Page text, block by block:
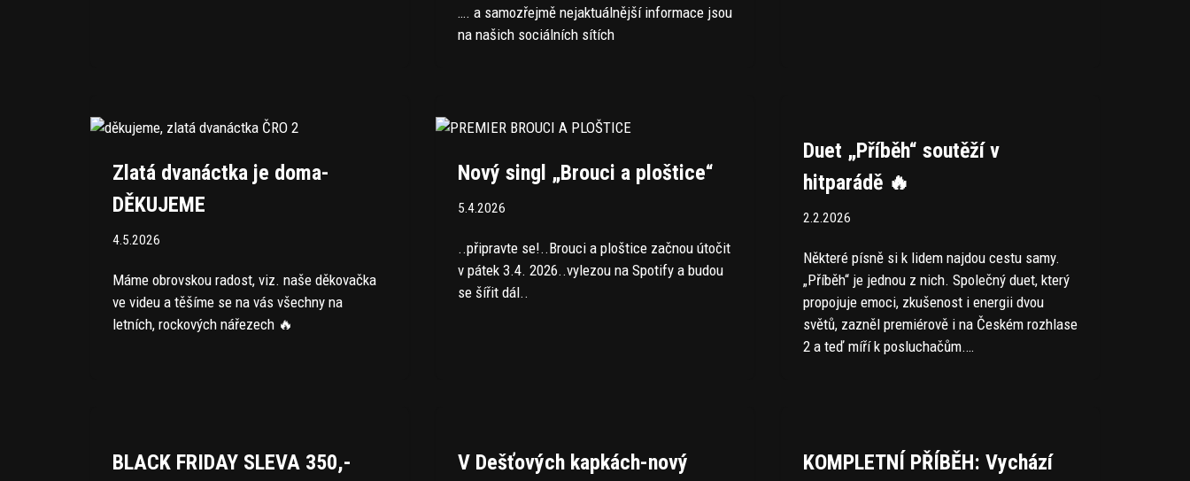
…. a samozřejmě nejaktuálnější informace jsou
na našich sociálních sítích
Zlatá dvanáctka je doma-
DĚKUJEME
4.5.2026
Máme obrovskou radost, viz. naše děkovačka
ve videu a těšíme se na vás všechny na
letních, rockových nářezech 🔥
Nový singl „Brouci a ploštice“
5.4.2026
..připravte se!..Brouci a ploštice začnou útočit
v pátek 3.4. 2026..vylezou na Spotify a budou
se šířit dál..
Duet „Příběh“ soutěží v
hitparádě 🔥
2.2.2026
Některé písně si k lidem najdou cestu samy.
„Příběh“ je jednou z nich. Společný duet, který
propojuje emoci, zkušenost i energii dvou
světů, zazněl premiérově i na Českém rozhlase
2 a teď míří k posluchačům.…
BLACK FRIDAY SLEVA 350,-
V Dešťových kapkách-nový
KOMPLETNÍ PŘÍBĚH: Vychází